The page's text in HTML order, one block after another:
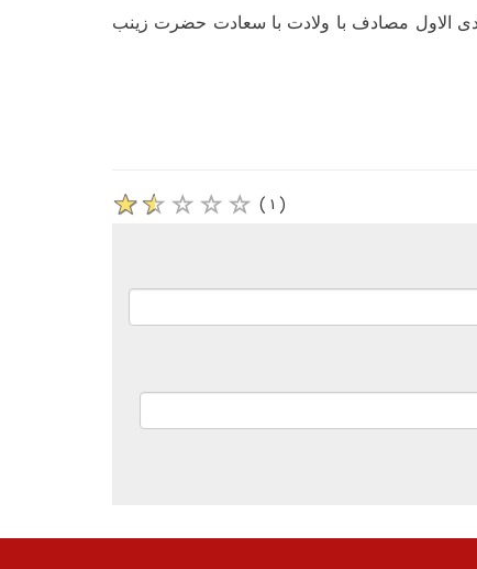
ولادت با سعادت حضرت زینب
( ۱ )